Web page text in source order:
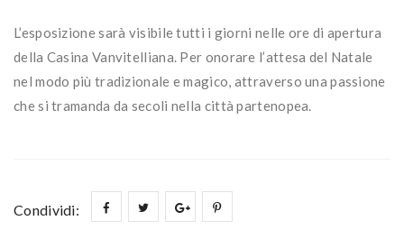
L’esposizione sarà visibile tutti i giorni nelle ore di apertura
della Casina Vanvitelliana. Per onorare l’attesa del Natale
nel modo più tradizionale e magico, attraverso una passione
che si tramanda da secoli nella città partenopea.
Condividi: